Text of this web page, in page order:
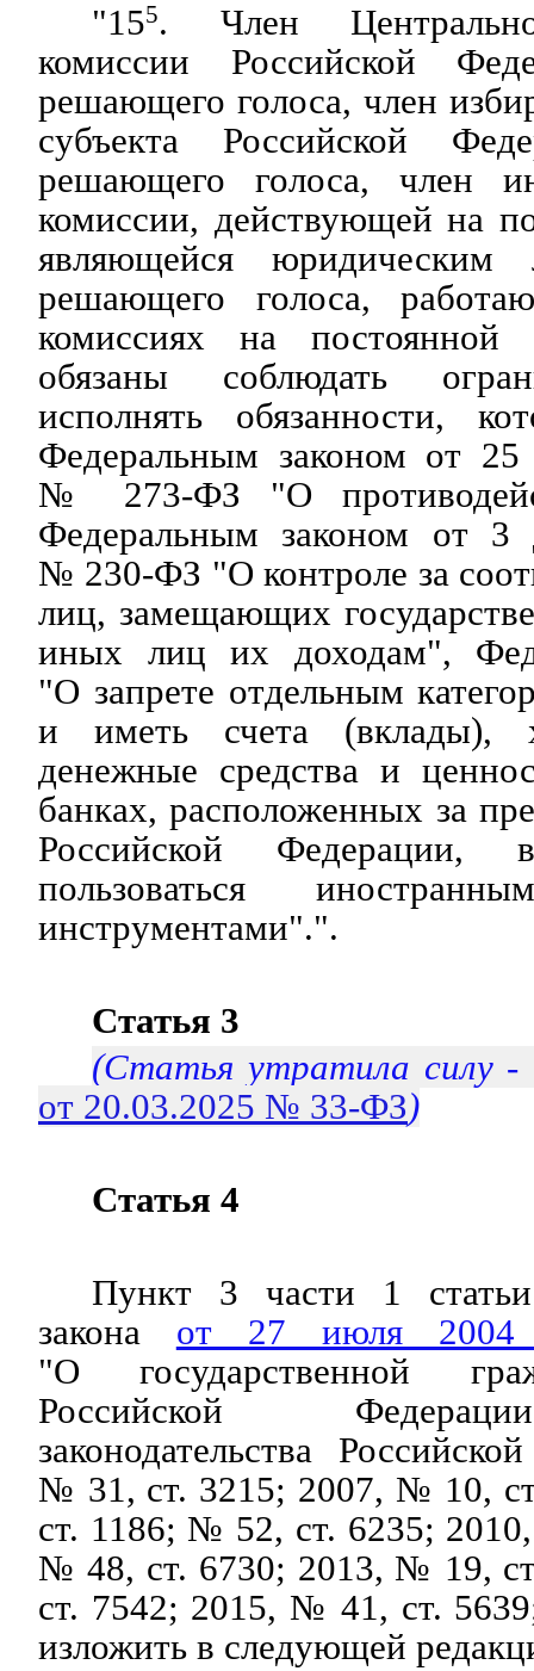
"155. Член
комиссии Российской
решающего голоса, член
субъекта Российской
решающего голоса, член
комиссии, действующей на
являющейся
решающего голоса,
комиссиях на постоянной
обязаны соблюдать
исполнять обязанности,
Федеральным законом от 25
№ 273-ФЗ "О
Федеральным законом от 3
№ 230-ФЗ "О контроле за
лиц, замещающих
иных лиц их доходам",
"О запрете отдельным
и иметь счета (вклады),
денежные средства и
банках, расположенных за
Российской
пользоваться
инструментами".".
Статья 3
(Статья утратила силу -
от 20.03.2025 № 33-ФЗ)
Статья 4
Пункт 3 части 1
закона от 27 июля
"О государственной
Российской
законодательства
№ 31, ст. 3215; 2007, № 10,
ст. 1186; № 52, ст. 6235;
№ 48, ст. 6730; 2013, № 19,
ст. 7542; 2015, № 41, ст.
изложить в следующей